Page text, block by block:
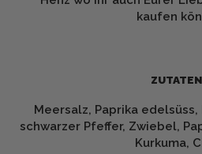
kaufen
ZUTATEN
Meersalz, Paprika
schwarzer Pfeffer, Zwiebel,
Kurkuma,